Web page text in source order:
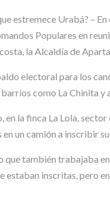
estremece Urabá? –
Populares en
la Alcaldía de
electoral para los
como La Chinita
en la finca La Lola,
un camión a inscribir
también trabajaba
inscritas, pero